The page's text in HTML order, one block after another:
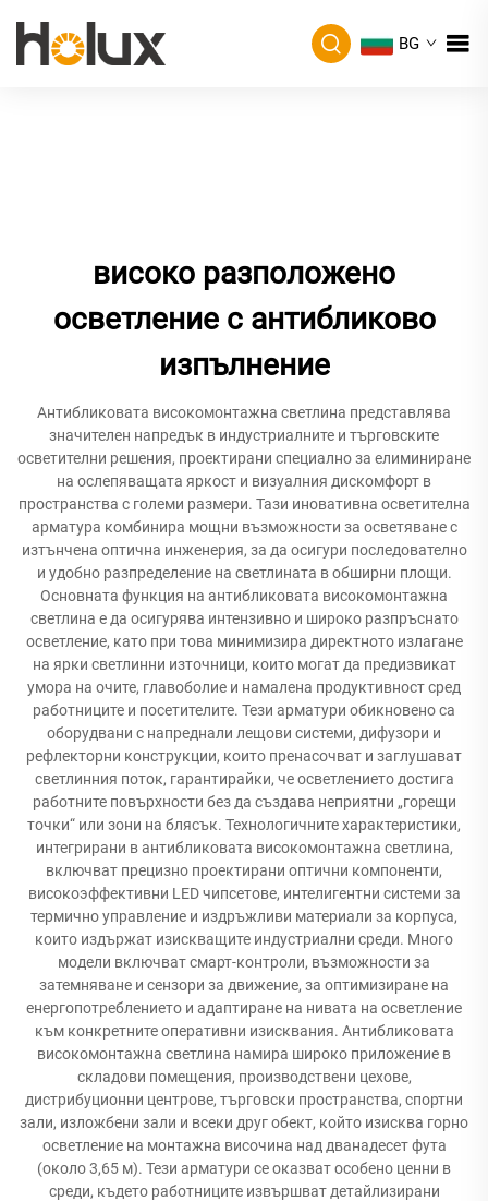
BG
високо разположено
осветление с антибликово
изпълнение
Антибликовата високомонтажна светлина представлява
значителен напредък в индустриалните и търговските
осветителни решения, проектирани специално за елиминиране
на ослепяващата яркост и визуалния дискомфорт в
пространства с големи размери. Тази иновативна осветителна
арматура комбинира мощни възможности за осветяване с
изтънчена оптична инженерия, за да осигури последователно
и удобно разпределение на светлината в обширни площи.
Основната функция на антибликовата високомонтажна
светлина е да осигурява интензивно и широко разпръснато
осветление, като при това минимизира директното излагане
на ярки светлинни източници, които могат да предизвикат
умора на очите, главоболие и намалена продуктивност сред
работниците и посетителите. Тези арматури обикновено са
оборудвани с напреднали лещови системи, дифузори и
рефлекторни конструкции, които пренасочват и заглушават
светлинния поток, гарантирайки, че осветлението достига
работните повърхности без да създава неприятни „горещи
точки“ или зони на блясък. Технологичните характеристики,
интегрирани в антибликовата високомонтажна светлина,
включват прецизно проектирани оптични компоненти,
високоэффективни LED чипсетове, интелигентни системи за
термично управление и издръжливи материали за корпуса,
които издържат изискващите индустриални среди. Много
модели включват смарт-контроли, възможности за
затемняване и сензори за движение, за оптимизиране на
енергопотреблението и адаптиране на нивата на осветление
към конкретните оперативни изисквания. Антибликовата
високомонтажна светлина намира широко приложение в
складови помещения, производствени цехове,
дистрибуционни центрове, търговски пространства, спортни
зали, изложбени зали и всеки друг обект, който изисква горно
осветление на монтажна височина над дванадесет фута
(около 3,65 м). Тези арматури се оказват особено ценни в
среди, където работниците извършват детайлизирани